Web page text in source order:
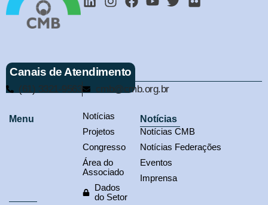
Canais de Atendimento
(61) 3321-9563 cmb@cmb.org.br
Menu
Notícias
Projetos
Congresso
Área do
Associado
Dados
do Setor
Notícias
Notícias CMB
Notícias Federações
Eventos
Imprensa